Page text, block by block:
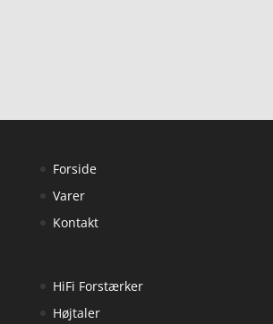
Forside
Varer
Kontakt
HiFi Forstærker
Højtaler